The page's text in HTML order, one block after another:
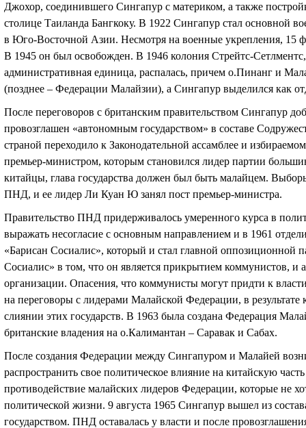
Джохор, соединившего Сингапур с материком, а также
столице Таиланда Бангкоку. В 1922 Сингапур стал основной
в Юго-Восточной Азии. Несмотря на военные укрепления, 15
В 1945 он был освобожден. В 1946 колония Стрейтс-
административная единица, распалась, причем о.Пинанг и
(позднее – Федерации Малайзии), а Сингапур выделился как
После переговоров с британским правительством Сингапур
провозглашен «автономным государством» в составе
страной переходило к Законодательной ассамблее и
премьер-министром, которым становился лидер партии
китайцы, глава государства должен был быть малайцем.
ПНД, и ее лидер Ли Куан Ю занял пост премьер-министра.
Правительство ПНД придерживалось умеренного курса в
выражать несогласие с основным направлением и в 1961
«Барисан Сосиалис», который и стал главной
Сосиалис» в том, что он является прикрытием коммунистов, и
организации. Опасения, что коммунисты могут придти к
на переговоры с лидерами Малайской Федерации, в
слиянии этих государств. В 1963 была создана Федерация
британские владения на о.Калимантан – Саравак и Сабах.
После создания Федерации между Сингапуром и Малайей
распространить свое политическое влияние на китайскую
противодействие малайских лидеров Федерации, которые не
политической жизни. 9 августа 1965 Сингапур вышел из
государством. ПНД оставалась у власти и после